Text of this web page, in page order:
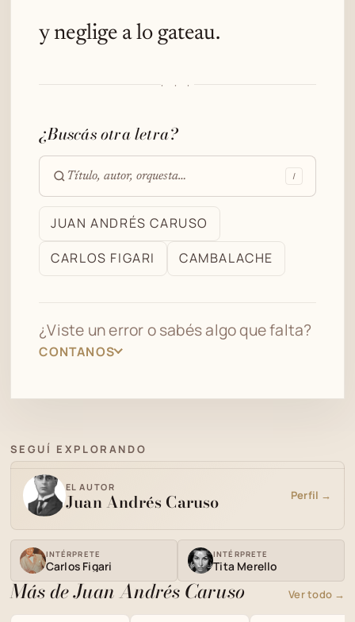
y neglige a lo gateau.
· · ·
¿Buscás otra letra?
Buscar
en
archivo
/
JUAN ANDRÉS CARUSO
CARLOS FIGARI
CAMBALACHE
¿Viste un error o sabés algo que falta?
CONTANOS
SEGUÍ EXPLORANDO
EL AUTOR
Juan Andrés Caruso Perfil →
INTÉRPRETE
Carlos Figari
INTÉRPRETE
Tita Merello
Más de Juan Andrés Caruso Ver todo →